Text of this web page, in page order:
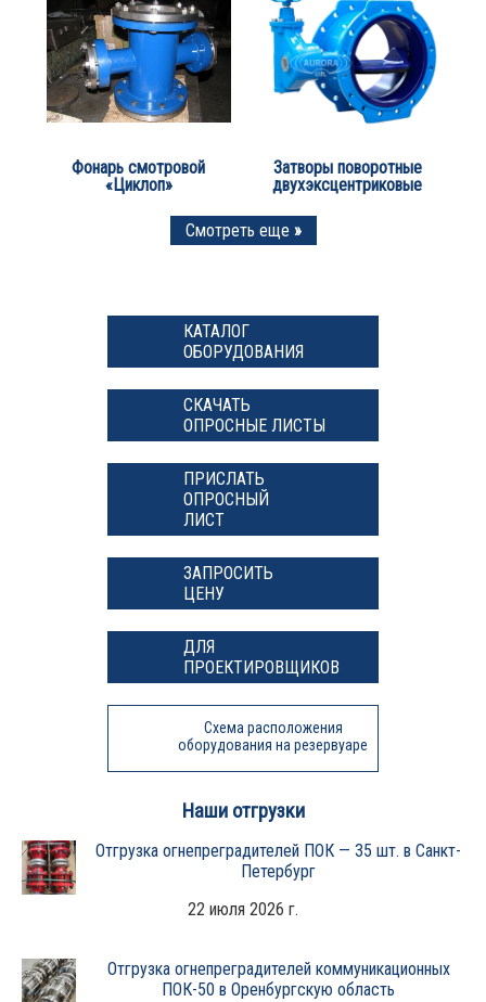
Фонарь смотровой
«Циклоп»
Затворы поворотные
двухэксцентриковые
Смотреть еще »
КАТАЛОГ
ОБОРУДОВАНИЯ
СКАЧАТЬ
ОПРОСНЫЕ ЛИСТЫ
ПРИСЛАТЬ
ОПРОСНЫЙ
ЛИСТ
ЗАПРОСИТЬ
ЦЕНУ
ДЛЯ
ПРОЕКТИРОВЩИКОВ
Схема расположения
оборудования на резервуаре
Наши отгрузки
Отгрузка огнепреградителей ПОК — 35 шт. в Санкт-
Петербург
22 июля 2026 г.
Отгрузка огнепреградителей коммуникационных
ПОК-50 в Оренбургскую область